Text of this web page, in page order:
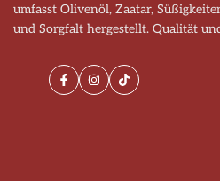
umfasst Olivenöl, Zaatar,
und Sorgfalt hergestellt. Qualität
FacebookInstagram
TikTok